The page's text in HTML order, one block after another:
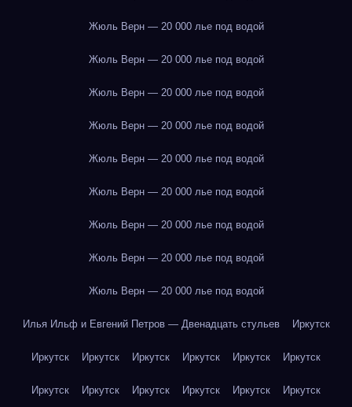
Жюль Верн — 20 000 лье под водой
Жюль Верн — 20 000 лье под водой
Жюль Верн — 20 000 лье под водой
Жюль Верн — 20 000 лье под водой
Жюль Верн — 20 000 лье под водой
Жюль Верн — 20 000 лье под водой
Жюль Верн — 20 000 лье под водой
Жюль Верн — 20 000 лье под водой
Жюль Верн — 20 000 лье под водой
Илья Ильф и Евгений Петров — Двенадцать стульев Иркутск
Иркутск Иркутск Иркутск Иркутск Иркутск Иркутск
Иркутск Иркутск Иркутск Иркутск Иркутск Иркутск